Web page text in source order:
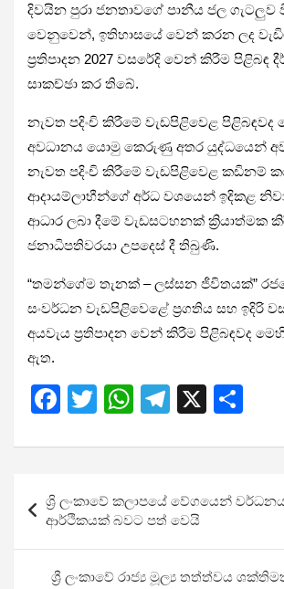
දිවයින පුරා ජනතාවගේ පානීය ජල ගැටලුව
වෙනුවෙන්, ඉතිහාසයේ වෙන් කරන ලද
ප්‍රතිපාදන 2027 වසරේදි වෙන් කිරීම පිළිබඳ
සාකච්ඡා කර තිබේ.
නැවත පදිංචි කිරීමේ වැඩපිළිවෙළ පිළිබඳවද
අවධානය යොමු කෙරුණු අතර යුද්ධයෙන්
නැවත පදිංචි කිරීමේ වැඩපිළිවෙළ කඩිනම්
ආදායම්ලාභීන්ගේ අර්ධ වශයෙන් ඉදිකළ
ආධාර ලබා දීමේ වැඩසටහනක් ක්‍රියාත්මක
ජනාධිපතිවරයා උපදෙස් දී තිබුණි.
“තමන්ගේම තැනක් – ලස්සන ජීවිතයක්”
සංවර්ධන වැඩපිළිවෙළේ ප්‍රගතිය සහ ඉදිරි
අයවැය ප්‍රතිපාදන වෙන් කිරීම පිළිබඳවද
ඇත.
F
ce
o
o
k
T
tt
er
W
at
A
p
p
T
e
gr
a
m
X
ar
e
navigation
ශ්‍රි ලංකාවේ කලාපයේ වේගයෙන්
ආර්ථිකයක් බවට පත් වෙයි
ශ්‍රී ලංකාවේ රාජ්‍ය මූල්‍ය තත්ත්වය